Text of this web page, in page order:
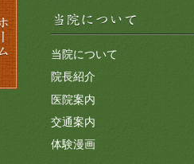
当院について
院長紹介
医院案内
交通案内
体験漫画